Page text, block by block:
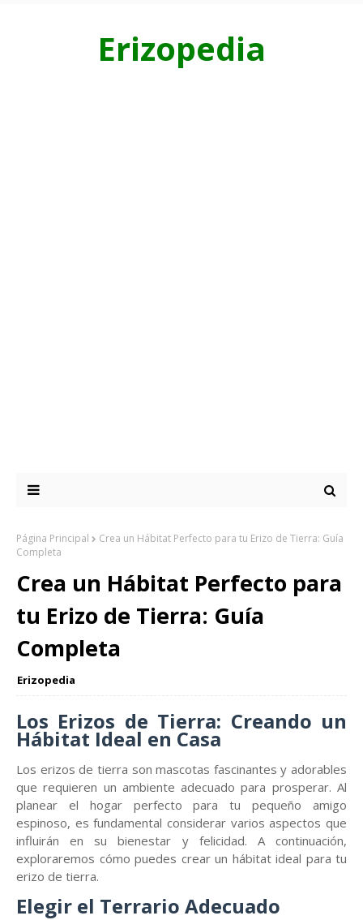
Erizopedia
Página Principal
Crea un Hábitat Perfecto para tu Erizo de Tierra: Guía
Completa
Crea un Hábitat Perfecto para
tu Erizo de Tierra: Guía
Completa
Erizopedia
Los Erizos de Tierra: Creando un
Hábitat Ideal en Casa
Los erizos de tierra son mascotas fascinantes y adorables
que requieren un ambiente adecuado para prosperar. Al
planear el hogar perfecto para tu pequeño amigo
espinoso, es fundamental considerar varios aspectos que
influirán en su bienestar y felicidad. A continuación,
exploraremos cómo puedes crear un hábitat ideal para tu
erizo de tierra.
Elegir el Terrario Adecuado